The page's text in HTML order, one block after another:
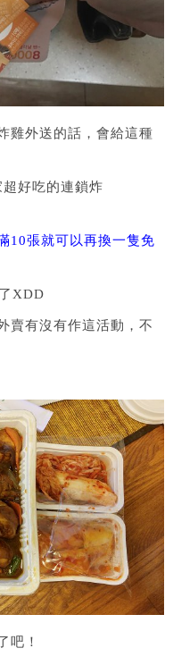
雞外送的話，會給這種
好吃的連鎖炸
10張就可以再換一隻免
XDD
賣有沒有作這活動，不
吧！